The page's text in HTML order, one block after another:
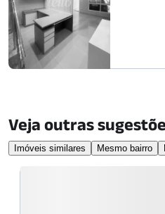
Veja outras
Imóveis similares Mesmo bairro